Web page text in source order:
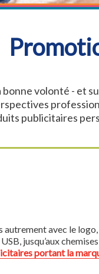
EN
bonne volonté - et
publicitaires
avec le
jusqu’aux
portant la